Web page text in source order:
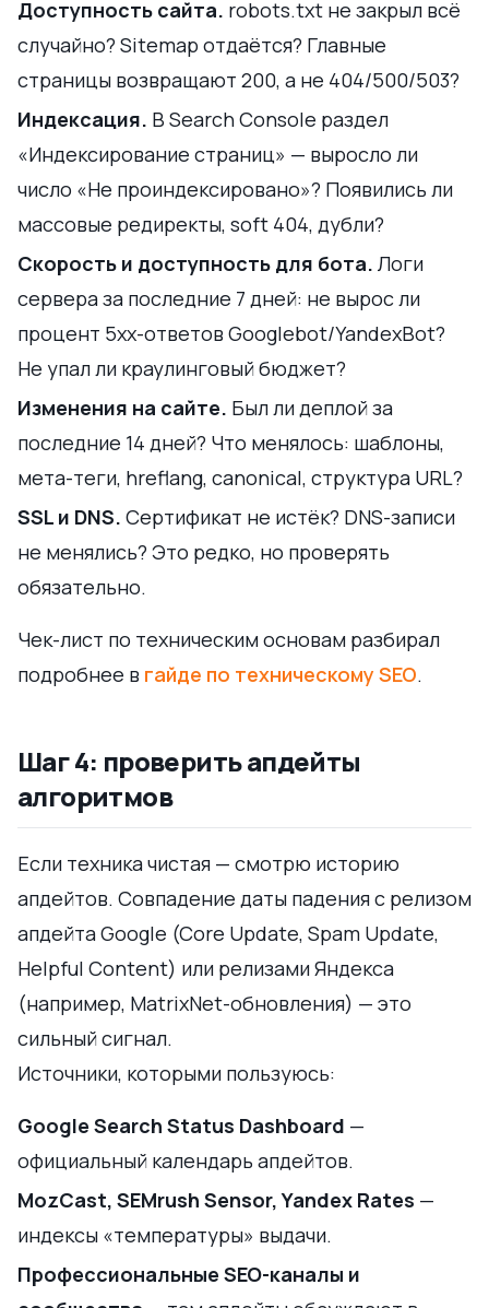
Доступность сайта. robots.txt не закрыл всё
случайно? Sitemap отдаётся? Главные
страницы возвращают 200, а не 404/500/503?
Индексация. В Search Console раздел
«Индексирование страниц» — выросло ли
число «Не проиндексировано»? Появились ли
массовые редиректы, soft 404, дубли?
Скорость и доступность для бота. Логи
сервера за последние 7 дней: не вырос ли
процент 5xx-ответов Googlebot/YandexBot?
Не упал ли краулинговый бюджет?
Изменения на сайте. Был ли деплой за
последние 14 дней? Что менялось: шаблоны,
мета-теги, hreflang, canonical, структура URL?
SSL и DNS. Сертификат не истёк? DNS-записи
не менялись? Это редко, но проверять
обязательно.
Чек-лист по техническим основам разбирал
подробнее в гайде по техническому SEO.
Шаг 4: проверить апдейты
алгоритмов
Если техника чистая — смотрю историю
апдейтов. Совпадение даты падения с релизом
апдейта Google (Core Update, Spam Update,
Helpful Content) или релизами Яндекса
(например, MatrixNet-обновления) — это
сильный сигнал.
Источники, которыми пользуюсь:
Google Search Status Dashboard —
официальный календарь апдейтов.
MozCast, SEMrush Sensor, Yandex Rates —
индексы «температуры» выдачи.
Профессиональные SEO-каналы и